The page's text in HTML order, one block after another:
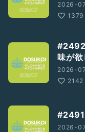
2026-
1379
#2492
味が欲
2026-
2142
#2491
2026-